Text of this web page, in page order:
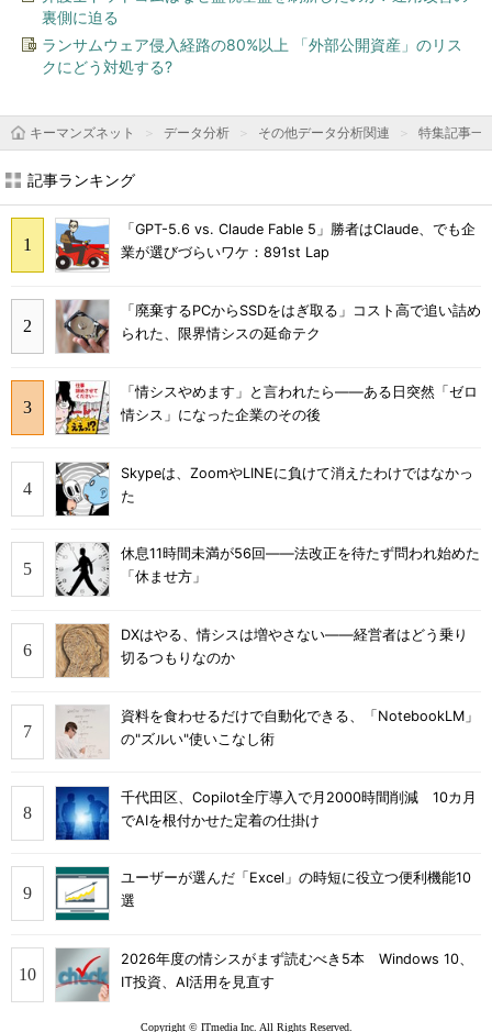
裏側に迫る
ランサムウェア侵入経路の80%以上 「外部公開資産」のリス
クにどう対処する?
キーマンズネット データ分析 その他データ分析関連 特集記事一
記事ランキング
「GPT-5.6 vs. Claude Fable 5」勝者はClaude、でも企
業が選びづらいワケ：891st Lap
「廃棄するPCからSSDをはぎ取る」コスト高で追い詰め
られた、限界情シスの延命テク
「情シスやめます」と言われたら――ある日突然「ゼロ
情シス」になった企業のその後
Skypeは、ZoomやLINEに負けて消えたわけではなかっ
た
休息11時間未満が56回――法改正を待たず問われ始めた
「休ませ方」
DXはやる、情シスは増やさない――経営者はどう乗り
切るつもりなのか
資料を食わせるだけで自動化できる、「NotebookLM」
の"ズルい"使いこなし術
千代田区、Copilot全庁導入で月2000時間削減 10カ月
でAIを根付かせた定着の仕掛け
ユーザーが選んだ「Excel」の時短に役立つ便利機能10
選
2026年度の情シスがまず読むべき5本 Windows 10、
IT投資、AI活用を見直す
Copyright © ITmedia Inc. All Rights Reserved.